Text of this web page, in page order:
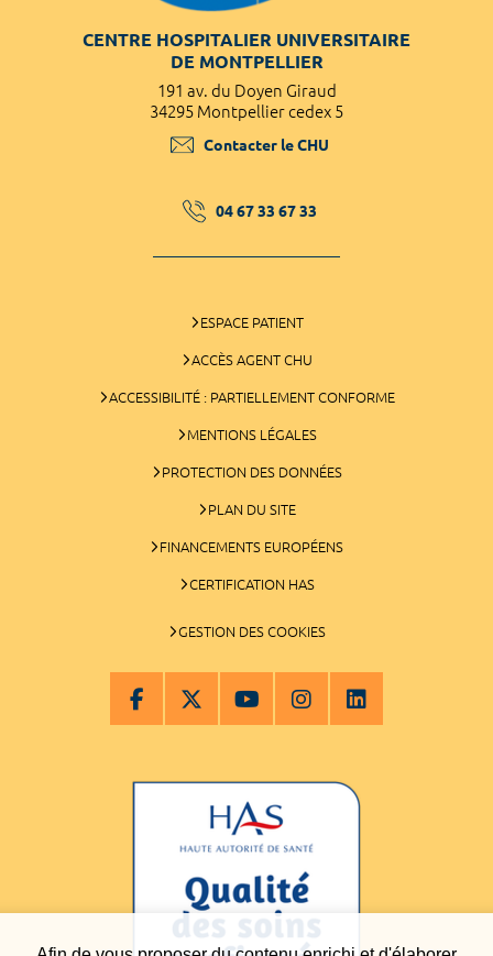
CENTRE HOSPITALIER UNIVERSITAIRE
DE MONTPELLIER
191 av. du Doyen Giraud
34295 Montpellier cedex 5
Contacter le CHU
04 67 33 67 33
ESPACE PATIENT
ACCÈS AGENT CHU
ACCESSIBILITÉ : PARTIELLEMENT CONFORME
MENTIONS LÉGALES
PROTECTION DES DONNÉES
PLAN DU SITE
FINANCEMENTS EUROPÉENS
CERTIFICATION HAS
GESTION DES COOKIES